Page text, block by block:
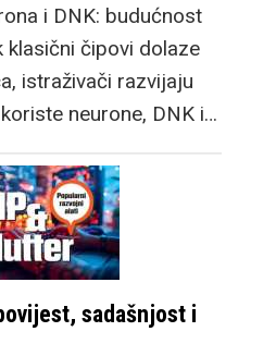
i DNK: budućnost
klasični čipovi dolaze
istraživači razvijaju
neurone, DNK i…
sadašnjost i